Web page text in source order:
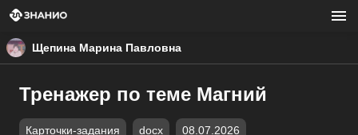
Щепина Марина Павловна
Тренажер по теме Магний
Карточки-задания docx 08.07.2026